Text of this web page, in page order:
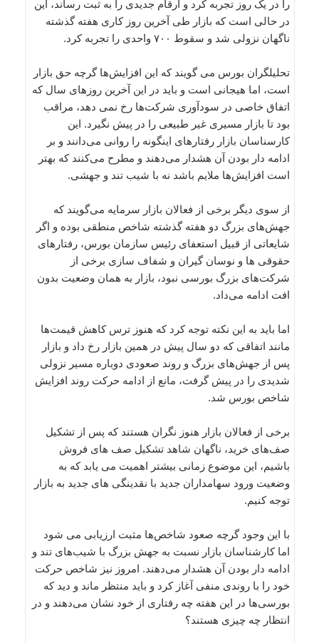
را در یک روز تجربه کرد و ارقام جدیدی را به ثبت رساند، این
در حالی است که بازار طی آخرین روز کاری هفته گذشته
ناگهان نزولی شد و سقوط ۷۰۰ واحدی را تجربه کرد.
تحلیلگران بورس می گویند که این افزایش‌ها گرچه حق بازار
است، اما هیجانی است و باید در این آخرین روزهای سال که
اتفاق خاصی در سودآوری شرکت‌ها رخ نمی دهد، مراقب
بود تا بازار مسیری غیر طبیعی را در پیش نگیرد. این
کارسناسان بازار رفتارهای اینگونه را روانی می‌دانند و بر
ادامه دار بودن آن هشدار می‌دهند و مطرح می‌کنند که بهتر
است افزایش‌ها ملایم باشد نه با شیب تند و جهشی.
از سوی دیگر برخی از فعالان بازار سرمایه می‌گویند که
جهش‌های بزرگ دو هفته گذشته شاخص منطقی بوده و اگر
شایعاتی از قبیل استعفای رئیس سازمان بورس، رفتارهای
حقوقی ها و نوسان گیران و شفاف سازی برخی از
شرکت‌های بزرگ بورسی نبود، بازار به همان وضعیت بدون
افت ادامه می‌داد.
اما باید به این نکته توجه کرد که هنوز ترس کاهش قیمت‌ها
مانند اتفاقی که دو سال پیش در همین بازار رخ داد و بازار
پس از جهش‌های بزرگ و روند صعودی دوباره مسیر نزولی
شدیدی را در پیش گرفت، مانع از ادامه حرکت روند افزایش
شاخص بورس شد.
برخی از فعالان بازار هنوز نگران هستند که پس از تشکیل
صف‌های خرید، ناگهان شاهد تشکیل صف های فروش
باشیم، این موضوع زمانی بیشتر اهمیت می یابد که به
وضعیت ورود سهامداران جدید با نقدینگی های جدید به بازار
توجه کنیم.
با این وجود گرچه صعود شاخص‌ها مثبت ارزیابی می شود
اما کارشناسان بازار نسبت به جهش بزرگ با شیب‌های تند و
ادامه دار بودن آن هشدار می‌دهند. امروز نیز شاخص حرکت
خود را با روندی منفی آغاز کرد و باید منتظر ماند و دید که
بورسی‌ها در این هفته چه رفتاری از خود نشان می‌دهند و در
انتظار چه چیزی هستند؟